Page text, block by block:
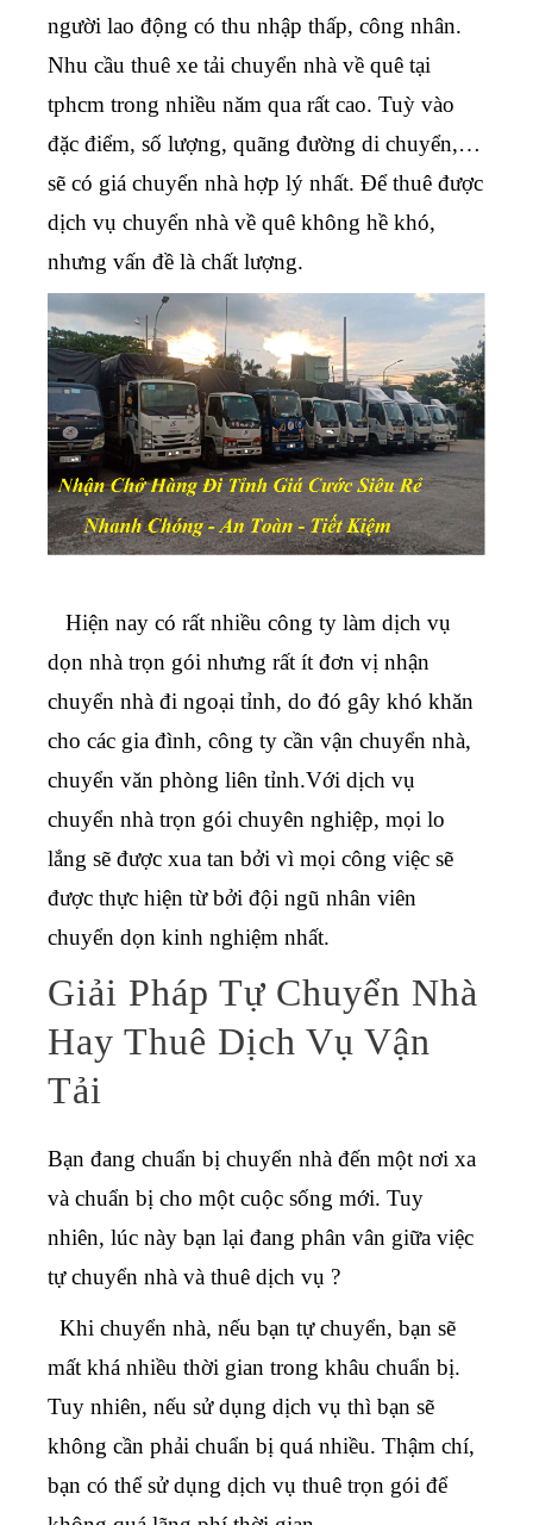
người lao động có thu nhập thấp, công nhân.
Nhu cầu thuê xe tải chuyển nhà về quê tại
tphcm trong nhiều năm qua rất cao. Tuỳ vào
đặc điểm, số lượng, quãng đường di chuyển,…
sẽ có giá chuyển nhà hợp lý nhất. Để thuê được
dịch vụ chuyển nhà về quê không hề khó,
nhưng vấn đề là chất lượng.
Hiện nay có rất nhiều công ty làm dịch vụ
dọn nhà trọn gói nhưng rất ít đơn vị nhận
chuyển nhà đi ngoại tỉnh, do đó gây khó khăn
cho các gia đình, công ty cần vận chuyển nhà,
chuyển văn phòng liên tỉnh.Với dịch vụ
chuyển nhà trọn gói chuyên nghiệp, mọi lo
lắng sẽ được xua tan bởi vì mọi công việc sẽ
được thực hiện từ bởi đội ngũ nhân viên
chuyển dọn kinh nghiệm nhất.
Giải Pháp Tự Chuyển Nhà
Hay Thuê Dịch Vụ Vận
Tải
Bạn đang chuẩn bị chuyển nhà đến một nơi xa
và chuẩn bị cho một cuộc sống mới. Tuy
nhiên, lúc này bạn lại đang phân vân giữa việc
tự chuyển nhà và thuê dịch vụ ?
Khi chuyển nhà, nếu bạn tự chuyển, bạn sẽ
mất khá nhiều thời gian trong khâu chuẩn bị.
Tuy nhiên, nếu sử dụng dịch vụ thì bạn sẽ
không cần phải chuẩn bị quá nhiều. Thậm chí,
bạn có thể sử dụng dịch vụ thuê trọn gói để